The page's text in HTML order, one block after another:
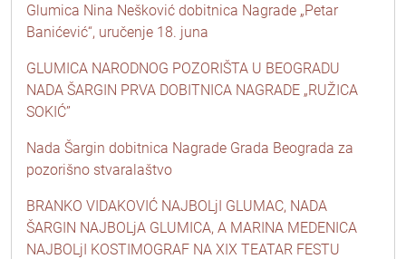
Glumica Nina Nešković dobitnica Nagrade „Petar
Banićević“, uručenje 18. juna
GLUMICA NARODNOG POZORIŠTA U BEOGRADU
NADA ŠARGIN PRVA DOBITNICA NAGRADE „RUŽICA
SOKIĆ”
Nada Šargin dobitnica Nagrade Grada Beograda za
pozorišno stvaralaštvo
BRANKO VIDAKOVIĆ NAJBOLjI GLUMAC, NADA
ŠARGIN NAJBOLjA GLUMICA, A MARINA MEDENICA
NAJBOLjI KOSTIMOGRAF NA XIX TEATAR FESTU